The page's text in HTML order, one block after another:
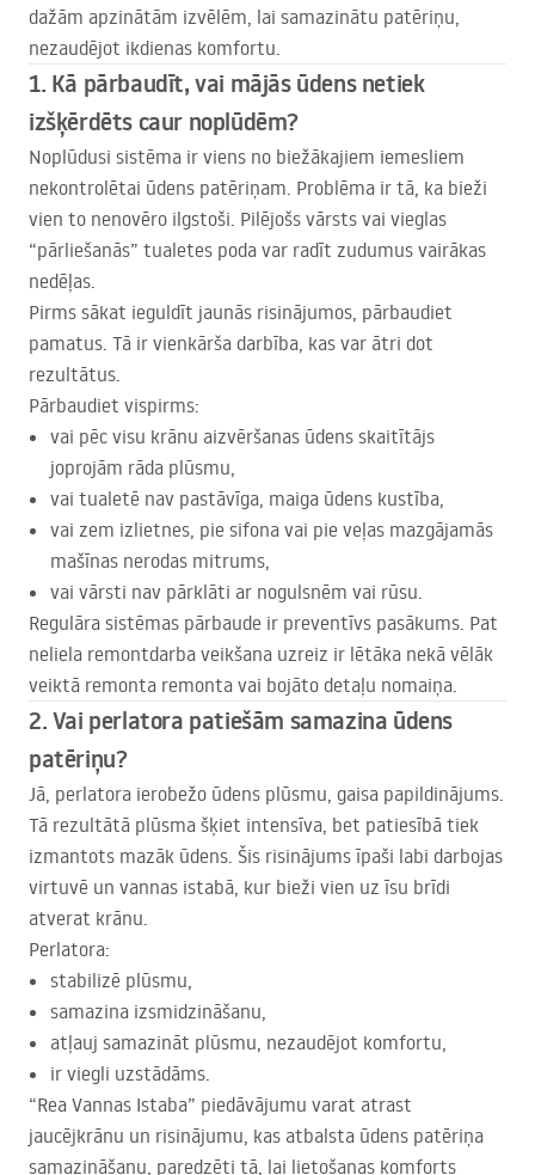
dažām apzinātām izvēlēm, lai samazinātu patēriņu,
nezaudējot ikdienas komfortu.
1. Kā pārbaudīt, vai mājās ūdens netiek
izšķērdēts caur noplūdēm?
Noplūdusi sistēma ir viens no biežākajiem iemesliem
nekontrolētai ūdens patēriņam. Problēma ir tā, ka bieži
vien to nenovēro ilgstoši. Pilējošs vārsts vai vieglas
“pārliešanās” tualetes poda var radīt zudumus vairākas
nedēļas.
Pirms sākat ieguldīt jaunās risinājumos, pārbaudiet
pamatus. Tā ir vienkārša darbība, kas var ātri dot
rezultātus.
Pārbaudiet vispirms:
vai pēc visu krānu aizvēršanas ūdens skaitītājs
joprojām rāda plūsmu,
vai tualetē nav pastāvīga, maiga ūdens kustība,
vai zem izlietnes, pie sifona vai pie veļas mazgājamās
mašīnas nerodas mitrums,
vai vārsti nav pārklāti ar nogulsnēm vai rūsu.
Regulāra sistēmas pārbaude ir preventīvs pasākums. Pat
neliela remontdarba veikšana uzreiz ir lētāka nekā vēlāk
veiktā remonta remonta vai bojāto detaļu nomaiņa.
2. Vai perlatora patiešām samazina ūdens
patēriņu?
Jā, perlatora ierobežo ūdens plūsmu, gaisa papildinājums.
Tā rezultātā plūsma šķiet intensīva, bet patiesībā tiek
izmantots mazāk ūdens. Šis risinājums īpaši labi darbojas
virtuvē un vannas istabā, kur bieži vien uz īsu brīdi
atverat krānu.
Perlatora:
stabilizē plūsmu,
samazina izsmidzināšanu,
atļauj samazināt plūsmu, nezaudējot komfortu,
ir viegli uzstādāms.
“Rea Vannas Istaba” piedāvājumu varat atrast
jaucējkrānu un risinājumu, kas atbalsta ūdens patēriņa
samazināšanu, paredzēti tā, lai lietošanas komforts